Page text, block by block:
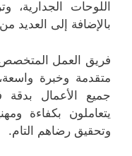
اللوحات الجدارية،
بالإضافة إلى العديد
فريق العمل
متقدمة وخبرة
جميع الأعمال بدقة
يتعاملون بكفاءة
وتحقيق رضاهم التام.